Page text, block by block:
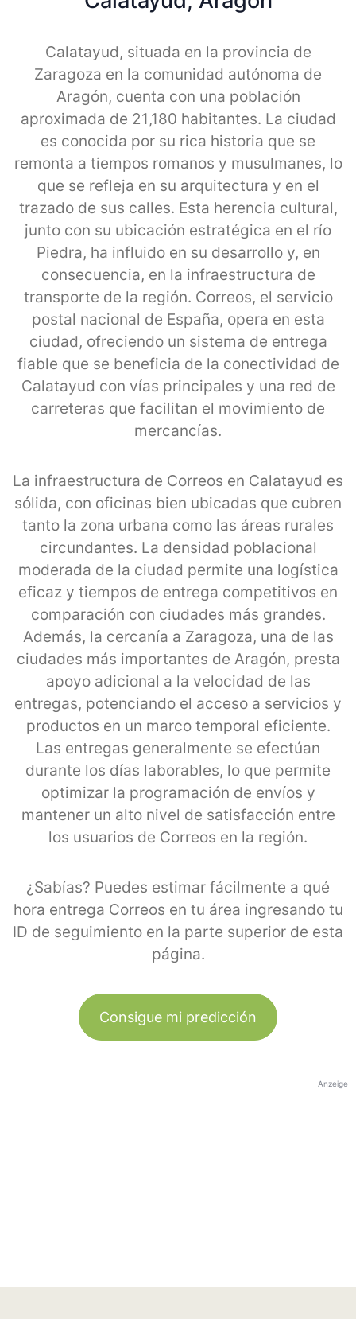
Calatayud, situada en la provincia de
Zaragoza en la comunidad autónoma de
Aragón, cuenta con una población
aproximada de 21,180 habitantes. La ciudad
es conocida por su rica historia que se
remonta a tiempos romanos y musulmanes, lo
que se refleja en su arquitectura y en el
trazado de sus calles. Esta herencia cultural,
junto con su ubicación estratégica en el río
Piedra, ha influido en su desarrollo y, en
consecuencia, en la infraestructura de
transporte de la región. Correos, el servicio
postal nacional de España, opera en esta
ciudad, ofreciendo un sistema de entrega
fiable que se beneficia de la conectividad de
Calatayud con vías principales y una red de
carreteras que facilitan el movimiento de
mercancías.
La infraestructura de Correos en Calatayud es
sólida, con oficinas bien ubicadas que cubren
tanto la zona urbana como las áreas rurales
circundantes. La densidad poblacional
moderada de la ciudad permite una logística
eficaz y tiempos de entrega competitivos en
comparación con ciudades más grandes.
Además, la cercanía a Zaragoza, una de las
ciudades más importantes de Aragón, presta
apoyo adicional a la velocidad de las
entregas, potenciando el acceso a servicios y
productos en un marco temporal eficiente.
Las entregas generalmente se efectúan
durante los días laborables, lo que permite
optimizar la programación de envíos y
mantener un alto nivel de satisfacción entre
los usuarios de Correos en la región.
¿Sabías? Puedes estimar fácilmente a qué
hora entrega Correos en tu área ingresando tu
ID de seguimiento en la parte superior de esta
página.
Consigue mi predicción
Anzeige